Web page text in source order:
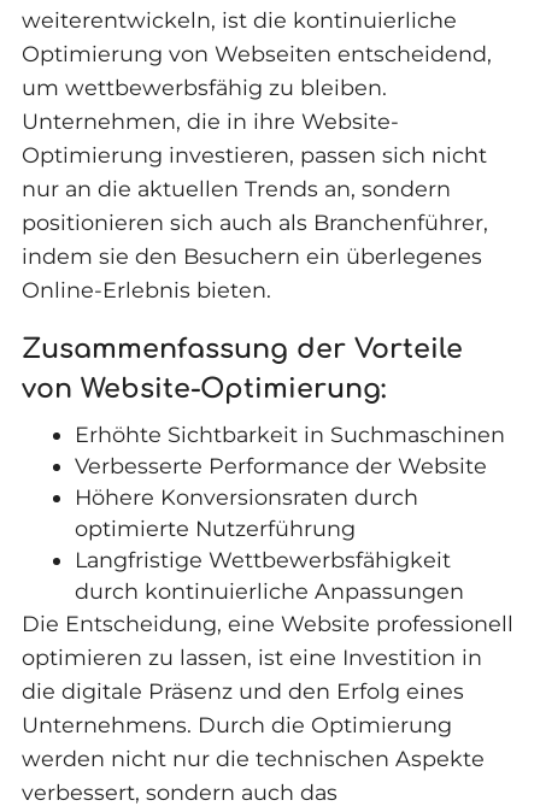
weiterentwickeln, ist die kontinuierliche
Optimierung von Webseiten entscheidend,
um wettbewerbsfähig zu bleiben.
Unternehmen, die in ihre Website-
Optimierung investieren, passen sich nicht
nur an die aktuellen Trends an, sondern
positionieren sich auch als Branchenführer,
indem sie den Besuchern ein überlegenes
Online-Erlebnis bieten.
Zusammenfassung der Vorteile
von Website-Optimierung:
Erhöhte Sichtbarkeit in Suchmaschinen
Verbesserte Performance der Website
Höhere Konversionsraten durch
optimierte Nutzerführung
Langfristige Wettbewerbsfähigkeit
durch kontinuierliche Anpassungen
Die Entscheidung, eine Website professionell
optimieren zu lassen, ist eine Investition in
die digitale Präsenz und den Erfolg eines
Unternehmens. Durch die Optimierung
werden nicht nur die technischen Aspekte
verbessert, sondern auch das